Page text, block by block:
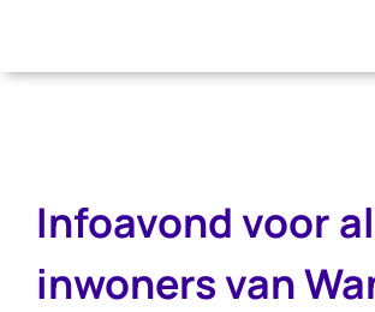
content
Infoavond voor
inwoners van